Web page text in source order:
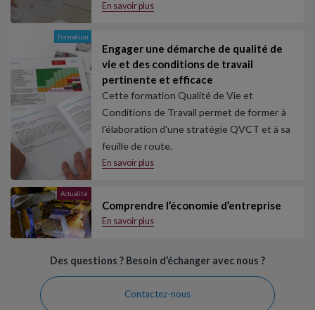
En savoir plus
Formation
Engager une démarche de qualité de
vie et des conditions de travail
pertinente et efficace
Cette formation Qualité de Vie et
Conditions de Travail permet de former à
l'élaboration d'une stratégie QVCT et à sa
feuille de route.
En savoir plus
Actualité
Comprendre l’économie d’entreprise
En savoir plus
Des questions ? Besoin d’échanger avec nous ?
Contactez-nous